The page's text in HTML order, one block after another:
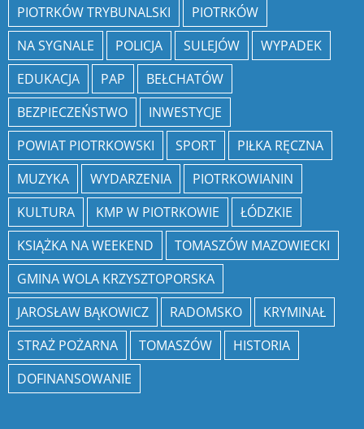
PIOTRKÓW TRYBUNALSKI
PIOTRKÓW
NA SYGNALE
POLICJA SULEJÓW
WYPADEK
EDUKACJA
PAP
BEŁCHATÓW
BEZPIECZEŃSTWO
INWESTYCJE
POWIAT PIOTRKOWSKI
SPORT
PIŁKA RĘCZNA
MUZYKA
WYDARZENIA
PIOTRKOWIANIN
KULTURA
KMP W PIOTRKOWIE
ŁÓDZKIE
KSIĄŻKA NA WEEKEND
TOMASZÓW MAZOWIECKI
GMINA WOLA KRZYSZTOPORSKA
JAROSŁAW BĄKOWICZ
RADOMSKO
KRYMINAŁ
STRAŻ POŻARNA
TOMASZÓW
HISTORIA
DOFINANSOWANIE